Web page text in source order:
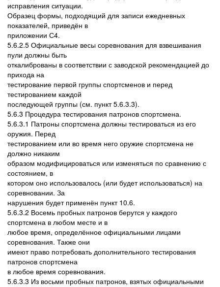
исправления ситуации.
Образец формы, подходящий для записи ежедневных
показателей, приведён в
приложении С4.
5.6.2.5 Официальные весы соревнования для взвешивания
пули должны быть
откалиброваны в соответствии с заводской рекомендацией до
прихода на
тестирование первой группы спортсменов и перед
тестированием каждой
последующей группы (см. пункт 5.6.3.3).
5.6.3 Процедура тестирования патронов спортсмена.
5.6.3.1 Патроны спортсмена должны тестироваться из его
оружия. Перед
тестированием или во время него оружие спортсмена не
должно никаким
образом модифицироваться или изменяться по сравнению с
состоянием, в
котором оно использовалось (или будет использоваться) на
соревновании. За
нарушения будет применён пункт 10.6.
5.6.3.2 Восемь пробных патронов берутся у каждого
спортсмена в любом месте и в
любое время, определённое официальными лицами
соревнования. Также они
имеют право потребовать дополнительного тестирования
патронов спортсмена
в любое время соревнования.
5.6.3.3 Из восьми пробных патронов, взятых официальными